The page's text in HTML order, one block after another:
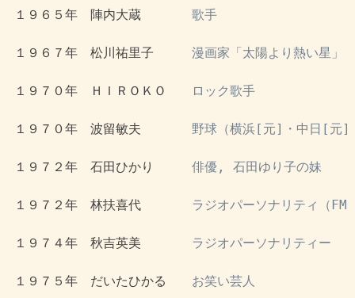
１９６５年　陣内大蔵 歌手
１９６７年　松川祐里子 漫画家「太陽より熱い星」
１９７０年　ＨＩＲＯＫＯ ロック歌手
１９７０年　波留敏夫 野球（横浜[元]・中日[元]
１９７２年　石田ひかり 俳優, 石田ゆり子の妹
１９７２年　林扶喜代 ラジオパーソナリティ（
１９７４年　秋吉英美 ラジオパーソナリティー
１９７５年　だいたひかる お笑い芸人